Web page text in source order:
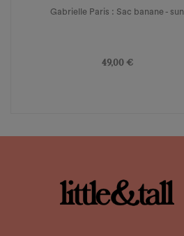
Gabrielle Paris : Sac banane - sun
49,00 €